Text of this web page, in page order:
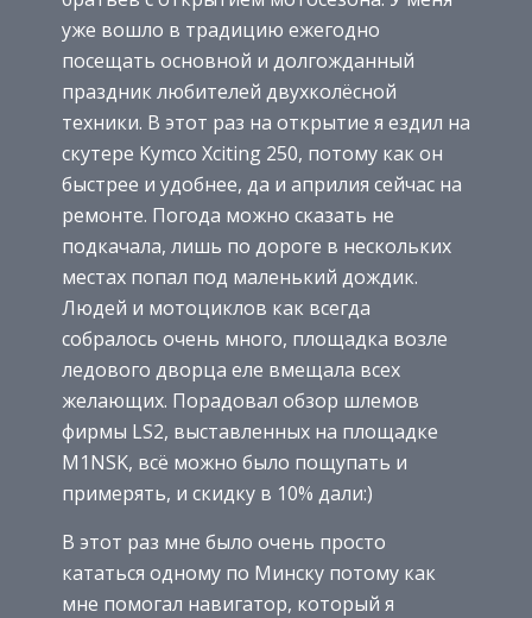
уже вошло в традицию ежегодно
посещать основной и долгожданный
праздник любителей двухколёсной
техники. В этот раз на открытие я ездил на
скутере Kymco Xciting 250, потому как он
быстрее и удобнее, да и априлия сейчас на
ремонте. Погода можно сказать не
подкачала, лишь по дороге в нескольких
местах попал под маленький дождик.
Людей и мотоциклов как всегда
собралось очень много, площадка возле
ледового дворца еле вмещала всех
желающих. Порадовал обзор шлемов
фирмы LS2, выставленных на площадке
M1NSK, всё можно было пощупать и
примерять, и скидку в 10% дали:)
В этот раз мне было очень просто
кататься одному по Минску потому как
мне помогал навигатор, который я